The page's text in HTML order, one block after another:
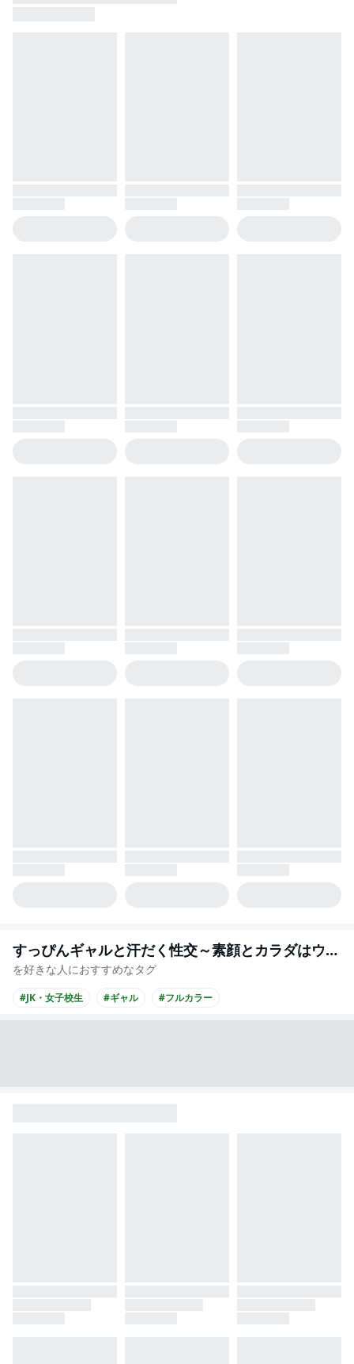
すっぴんギャルと汗だく性交～素顔とカラダはウブなあの子と岩盤浴で～
を好きな人におすすめなタグ
#JK・女子校生 #ギャル #フルカラー